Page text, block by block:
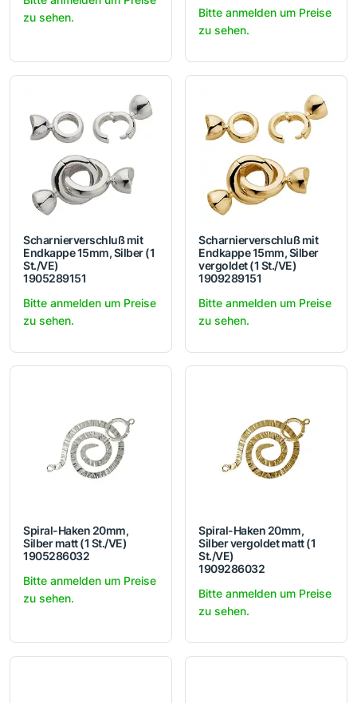
zu sehen.
Bitte anmelden um Preise
zu sehen.
Scharnierverschluß mit
Endkappe 15mm, Silber (1
St./VE)
1905289151
Bitte anmelden um Preise
zu sehen.
Scharnierverschluß mit
Endkappe 15mm, Silber
vergoldet (1 St./VE)
1909289151
Bitte anmelden um Preise
zu sehen.
Spiral-Haken 20mm,
Silber matt (1 St./VE)
1905286032
Bitte anmelden um Preise
zu sehen.
Spiral-Haken 20mm,
Silber vergoldet matt (1
St./VE)
1909286032
Bitte anmelden um Preise
zu sehen.